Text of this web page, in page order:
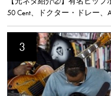
50 Cent、ドクター・ドレー